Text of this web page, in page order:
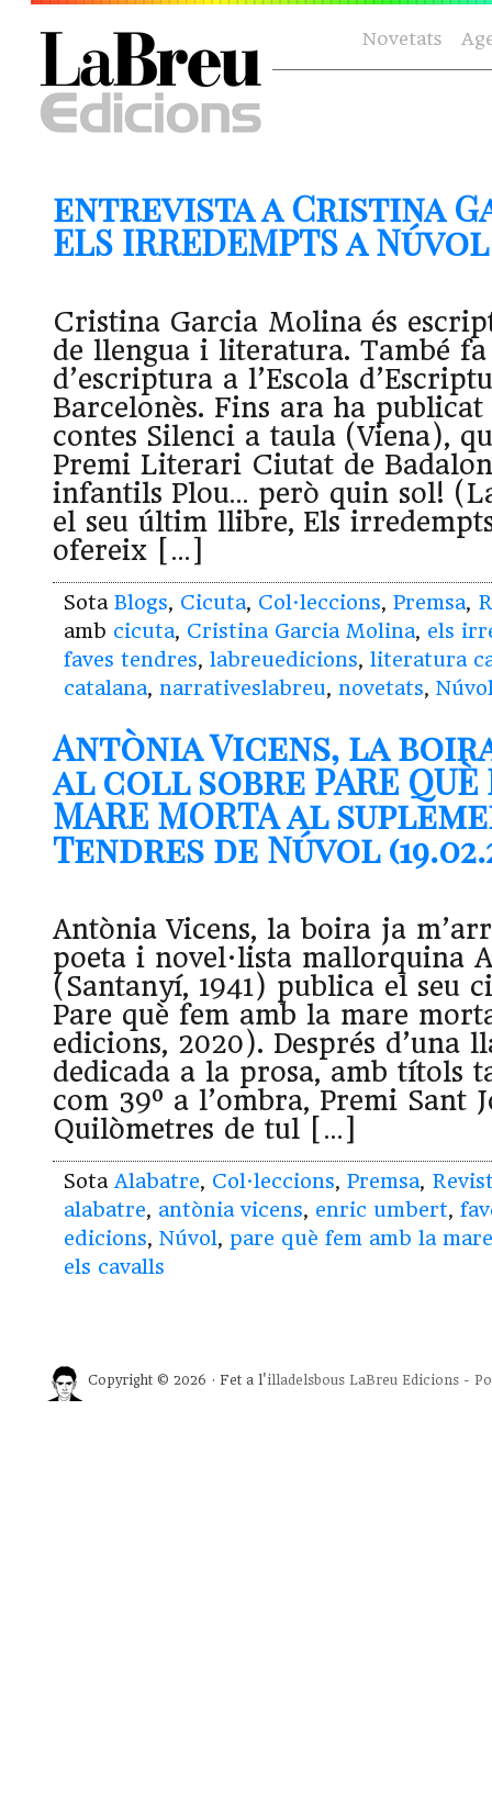
Novetats
entrevista a Cristina
ELS IRREDEMPTS a Núvol
Cristina Garcia Molina és
de llengua i literatura. També fa
d’escriptura a l’Escola
Barcelonès. Fins ara ha
contes Silenci a taula (Viena),
Premi Literari Ciutat de
infantils Plou… però quin sol!
el seu últim llibre, Els
ofereix […]
Sota Blogs, Cicuta, Col·leccions, Premsa,
amb cicuta, Cristina Garcia Molina, els
faves tendres, labreuedicions, literatura
catalana, narrativeslabreu, novetats,
Antònia Vicens, la
al coll sobre PARE QUÈ
MARE MORTA al
Tendres de Núvol
Antònia Vicens, la boira ja
poeta i novel·lista mallorquina
(Santanyí, 1941) publica el seu
Pare què fem amb la mare
edicions, 2020). Després d’una
dedicada a la prosa, amb títols
com 39º a l’ombra, Premi Sant
Quilòmetres de tul […]
Sota Alabatre, Col·leccions, Premsa,
alabatre, antònia vicens, enric umbert,
edicions, Núvol, pare què fem amb la
els cavalls
Copyright © 2026 · Fet a l'illadelsbous LaBreu Edicions -